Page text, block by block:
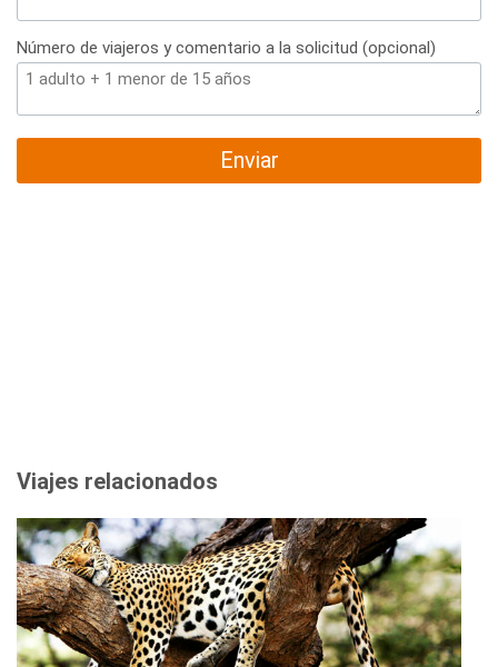
Número de viajeros y comentario a la solicitud (opcional)
Enviar
Viajes relacionados